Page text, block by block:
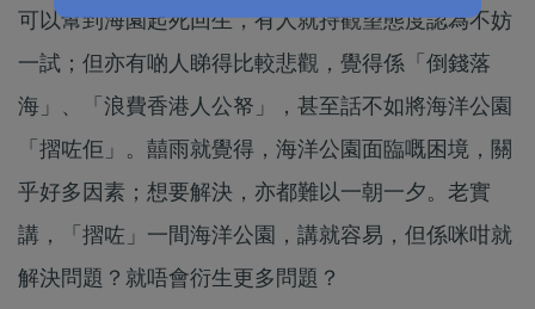
可以幫到海園起死回生，有人就持觀望態度認為不妨
一試；但亦有啲人睇得比較悲觀，覺得係「倒錢落
海」、「浪費香港人公帑」，甚至話不如將海洋公園
「摺咗佢」。囍雨就覺得，海洋公園面臨嘅困境，關
乎好多因素；想要解決，亦都難以一朝一夕。老實
講，「摺咗」一間海洋公園，講就容易，但係咪咁就
解決問題？就唔會衍生更多問題？